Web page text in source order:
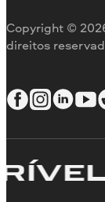
Copyright ©
direitos